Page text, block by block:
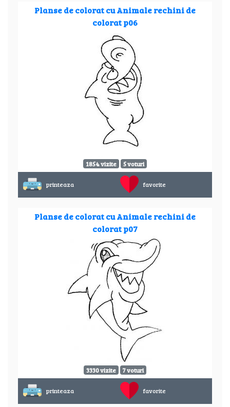
Planse de colorat cu Animale rechini de
colorat p06
1854 vizite 5 voturi
printeaza favorite
Planse de colorat cu Animale rechini de
colorat p07
3330 vizite 7 voturi
printeaza favorite